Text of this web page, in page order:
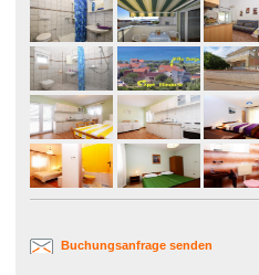
Buchungsanfrage senden